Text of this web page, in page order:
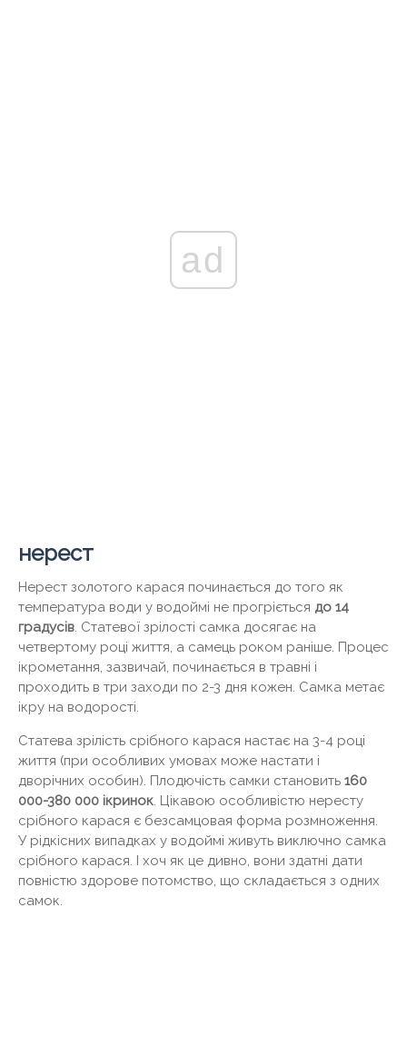
ad
нерест
Нерест золотого карася починається до того як
температура води у водоймі не прогріється до 14
градусів. Статевої зрілості самка досягає на
четвертому році життя, а самець роком раніше. Процес
ікрометання, зазвичай, починається в травні і
проходить в три заходи по 2-3 дня кожен. Самка метає
ікру на водорості.
Статева зрілість срібного карася настає на 3-4 році
життя (при особливих умовах може настати і
дворічних особин). Плодючість самки становить 160
000-380 000 ікринок. Цікавою особливістю нересту
срібного карася є безсамцовая форма розмноження.
У рідкісних випадках у водоймі живуть виключно самка
срібного карася. І хоч як це дивно, вони здатні дати
повністю здорове потомство, що складається з одних
самок.